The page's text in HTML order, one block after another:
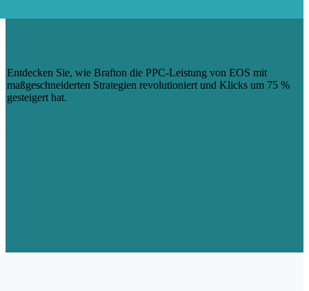
Entdecken Sie, wie Brafton die PPC-Leistung von EOS mit
maßgeschneiderten Strategien revolutioniert und Klicks um 75 %
gesteigert hat.